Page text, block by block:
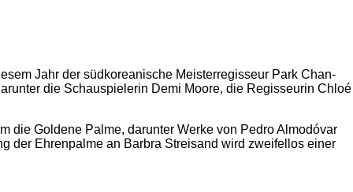
Jahr der südkoreanische Meisterregisseur Park Chan-
die Schauspielerin Demi Moore, die Regisseurin Chloé
die Goldene Palme, darunter Werke von Pedro Almodóvar
der Ehrenpalme an Barbra Streisand wird zweifellos einer